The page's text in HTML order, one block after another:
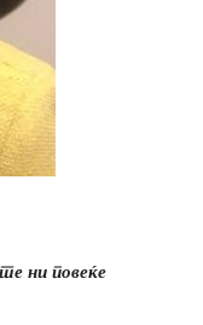
ни повеќе